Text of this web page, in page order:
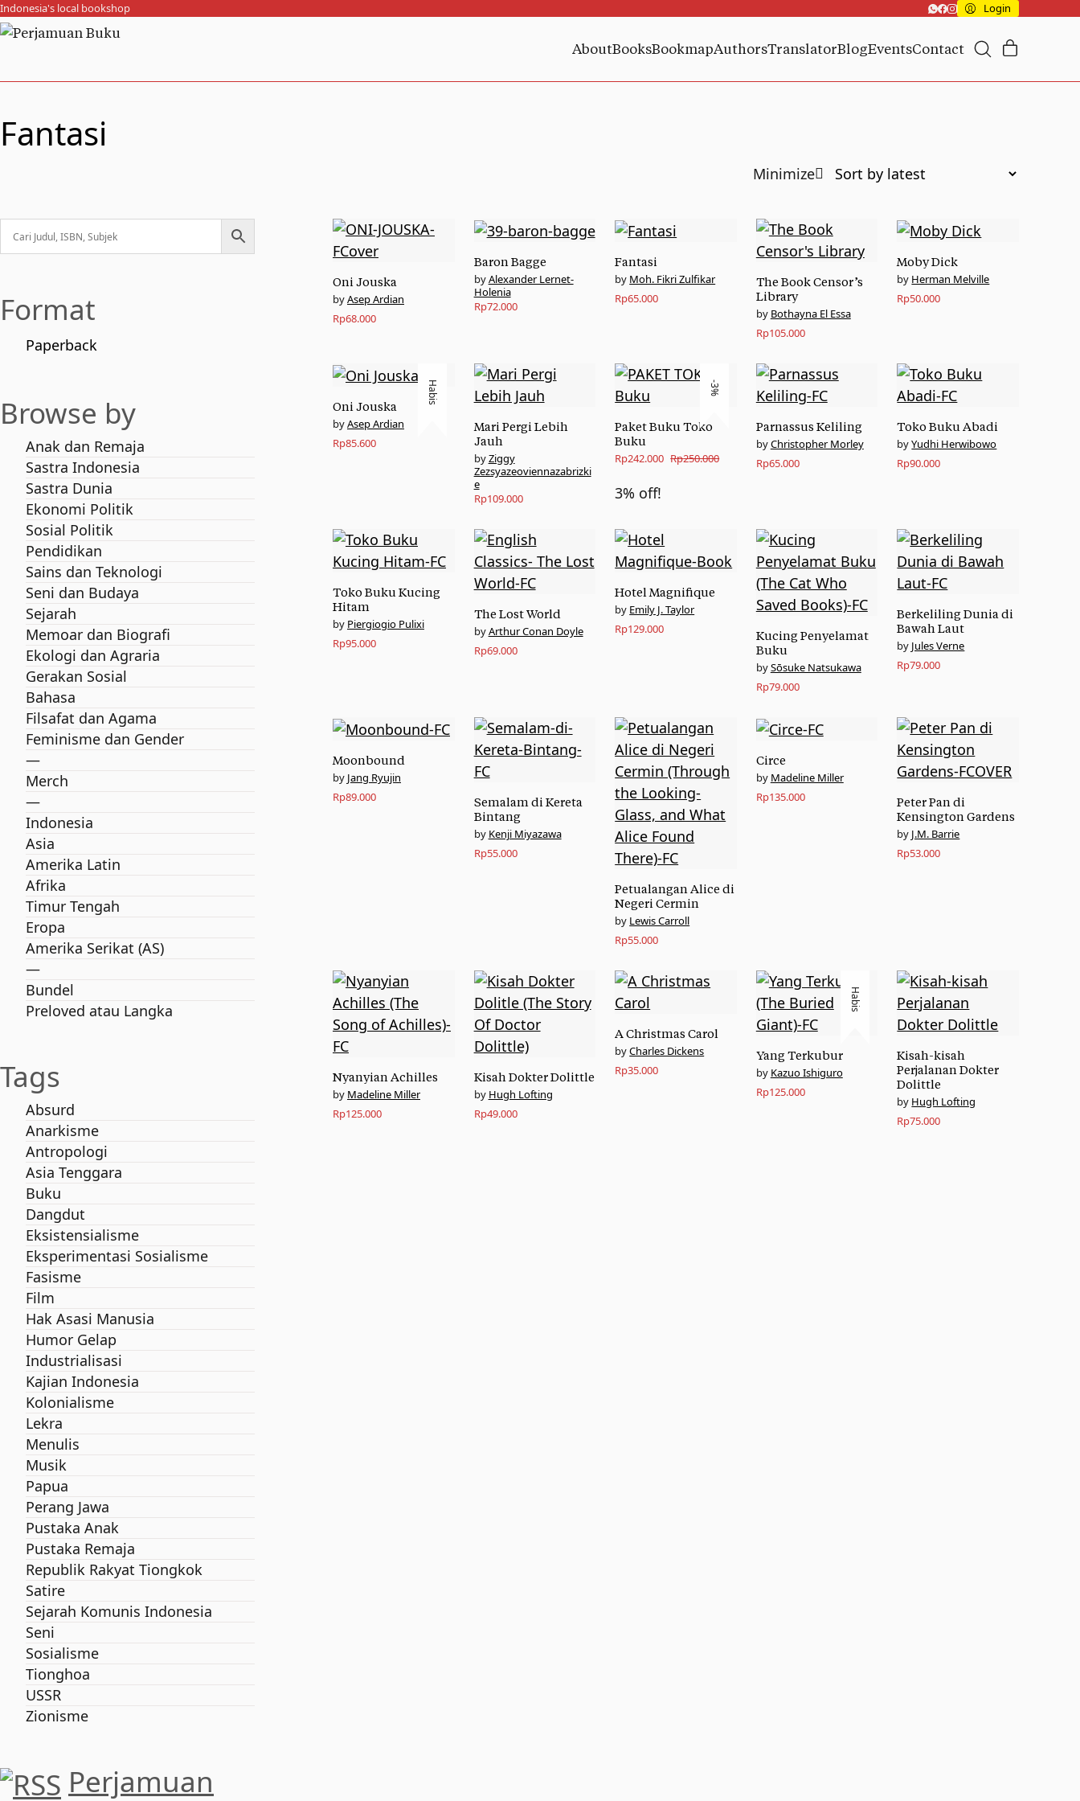
Indonesia's local bookshop Login
AboutBooksBookmapAuthorsTranslatorBlogEventsContact
Fantasi
Oni Jouska
Asep Ardian
Rp68.000
Baron Bagge
Alexander Lernet-
Holenia
Rp72.000
Fantasi
Moh. Fikri Zulfikar
Rp65.000
The Book Censor’s
Library
Bothayna El Essa
Rp105.000
Moby Dick
Herman Melville
Rp50.000
Habis
Oni Jouska
Asep Ardian
Rp85.600
Mari Pergi Lebih
Jauh
Ziggy
Zezsyazeoviennazabrizki
e
Rp109.000
-3%
Paket Buku Toko
Buku
Rp250.000
Original
was:
Rp242.000
Current
is:
3% off!
Parnassus Keliling
Christopher Morley
Rp65.000
Toko Buku Abadi
Yudhi Herwibowo
Rp90.000
Toko Buku Kucing
Hitam
Piergiogio Pulixi
Rp95.000
The Lost World
Arthur Conan Doyle
Rp69.000
Hotel Magnifique
Emily J. Taylor
Rp129.000
Kucing Penyelamat
Buku
Sōsuke Natsukawa
Rp79.000
Berkeliling Dunia di
Bawah Laut
Jules Verne
Rp79.000
Moonbound
Jang Ryujin
Rp89.000
Semalam di Kereta
Bintang
Kenji Miyazawa
Rp55.000
Petualangan Alice di
Negeri Cermin
Lewis Carroll
Rp55.000
Circe
Madeline Miller
Rp135.000
Peter Pan di
Kensington Gardens
J.M. Barrie
Rp53.000
Nyanyian Achilles
Madeline Miller
Rp125.000
Kisah Dokter Dolittle
Hugh Lofting
Rp49.000
A Christmas Carol
Charles Dickens
Rp35.000
Habis
Yang Terkubur
Kazuo Ishiguro
Rp125.000
Kisah-kisah
Perjalanan Dokter
Dolittle
Hugh Lofting
Rp75.000
Format
Paperback
Browse by
Anak dan Remaja
Sastra Indonesia
Sastra Dunia
Ekonomi Politik
Sosial Politik
Pendidikan
Sains dan Teknologi
Seni dan Budaya
Sejarah
Memoar dan Biografi
Ekologi dan Agraria
Gerakan Sosial
Bahasa
Filsafat dan Agama
Feminisme dan Gender
—
Merch
—
Indonesia
Asia
Amerika Latin
Afrika
Timur Tengah
Eropa
Amerika Serikat (AS)
—
Bundel
Preloved atau Langka
Tags
Absurd
Anarkisme
Antropologi
Asia Tenggara
Buku
Dangdut
Eksistensialisme
Eksperimentasi Sosialisme
Fasisme
Film
Hak Asasi Manusia
Humor Gelap
Industrialisasi
Kajian Indonesia
Kolonialisme
Lekra
Menulis
Musik
Papua
Perang Jawa
Pustaka Anak
Pustaka Remaja
Republik Rakyat Tiongkok
Satire
Sejarah Komunis Indonesia
Seni
Sosialisme
Tionghoa
USSR
Zionisme
Perjamuan